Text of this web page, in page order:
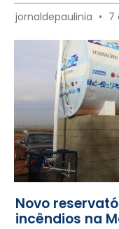
jornaldepaulinia 7
Novo
incêndios na